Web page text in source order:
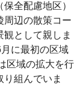
全配慮地区）
周辺の散策コー
として親しま
に最初の区域
区域の拡大を行
組んでいま